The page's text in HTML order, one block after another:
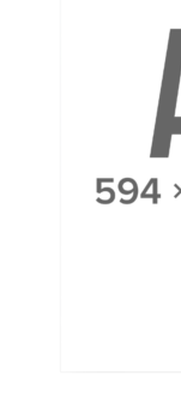
imprimer au format A7 ?